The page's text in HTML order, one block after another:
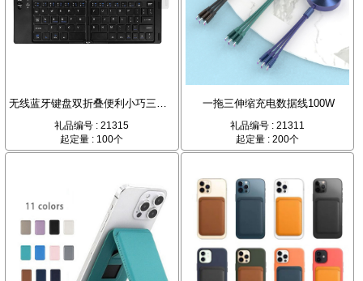
礼品编号 : 21315
起定量 : 100个
一拖三伸缩充电数据线100W
礼品编号 : 21311
起定量 : 200个